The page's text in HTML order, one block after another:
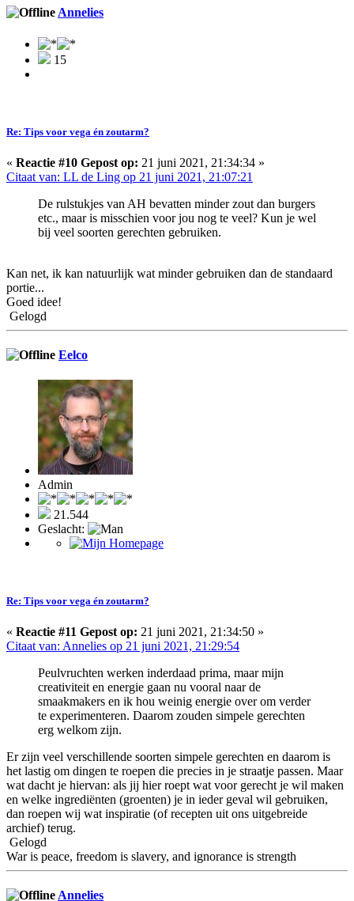
Annelies
15
Re: Tips voor vega én zoutarm?
« Reactie #10 Gepost op: 21 juni 2021, 21:34:34 »
Citaat van: LL de Ling op 21 juni 2021, 21:07:21
De rulstukjes van AH bevatten minder zout dan burgers
etc., maar is misschien voor jou nog te veel? Kun je wel
bij veel soorten gerechten gebruiken.
Kan net, ik kan natuurlijk wat minder gebruiken dan de standaard
portie...
Goed idee!
Gelogd
Eelco
Admin
21.544
Geslacht:
Re: Tips voor vega én zoutarm?
« Reactie #11 Gepost op: 21 juni 2021, 21:34:50 »
Citaat van: Annelies op 21 juni 2021, 21:29:54
Peulvruchten werken inderdaad prima, maar mijn
creativiteit en energie gaan nu vooral naar de
smaakmakers en ik hou weinig energie over om verder
te experimenteren. Daarom zouden simpele gerechten
erg welkom zijn.
Er zijn veel verschillende soorten simpele gerechten en daarom is
het lastig om dingen te roepen die precies in je straatje passen. Maar
wat dacht je hiervan: als jij hier roept wat voor gerecht je wil maken
en welke ingrediënten (groenten) je in ieder geval wil gebruiken,
dan roepen wij wat inspiratie (of recepten uit ons uitgebreide
archief) terug.
Gelogd
War is peace, freedom is slavery, and ignorance is strength
Annelies